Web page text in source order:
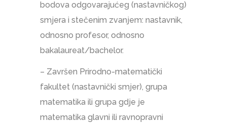
bodova odgovarajućeg (nastavničkog)
smjera i stečenim zvanjem: nastavnik,
odnosno profesor, odnosno
bakalaureat/bachelor.
– Završen Prirodno-matematički
fakultet (nastavnički smjer), grupa
matematika ili grupa gdje je
matematika glavni ili ravnopravni